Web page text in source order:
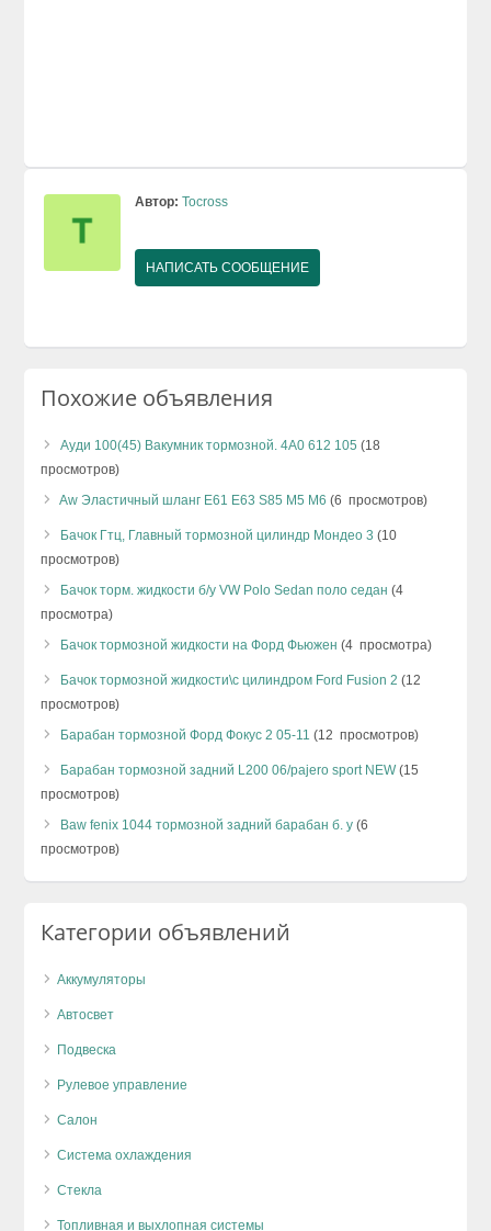
Автор: Tocross
НАПИСАТЬ СООБЩЕНИЕ
Похожие объявления
Ауди 100(45) Вакумник тормозной. 4А0 612 105 (18
просмотров)
Aw Эластичный шланг E61 E63 S85 М5 М6 (6 просмотров)
Бачок Гтц, Главный тормозной цилиндр Мондео 3 (10
просмотров)
Бачок торм. жидкости б/у VW Polo Sedan поло седан (4
просмотра)
Бачок тормозной жидкости на Форд Фьюжен (4 просмотра)
Бачок тормозной жидкости\с цилиндром Ford Fusion 2 (12
просмотров)
Барабан тормозной Форд Фокус 2 05-11 (12 просмотров)
Барабан тормозной задний L200 06/pajero sport NEW(15
просмотров)
Baw fenix 1044 тормозной задний барабан б. у (6
просмотров)
Категории объявлений
Аккумуляторы
Автосвет
Подвеска
Рулевое управление
Салон
Система охлаждения
Стекла
Топливная и выхлопная системы